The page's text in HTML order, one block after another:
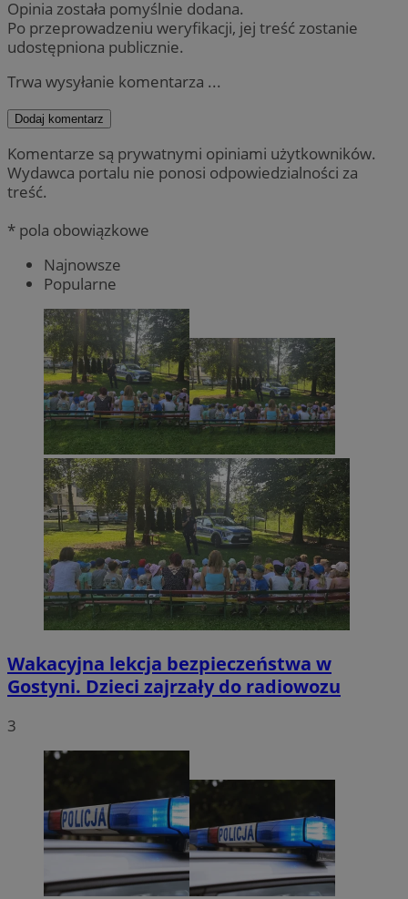
Opinia została pomyślnie dodana.
Po przeprowadzeniu weryfikacji, jej treść zostanie
udostępniona publicznie.
Trwa wysyłanie komentarza ...
Dodaj komentarz
Komentarze są prywatnymi opiniami użytkowników.
Wydawca portalu nie ponosi odpowiedzialności za
treść.
* pola obowiązkowe
Najnowsze
Popularne
Wakacyjna lekcja bezpieczeństwa w
Gostyni. Dzieci zajrzały do radiowozu
3